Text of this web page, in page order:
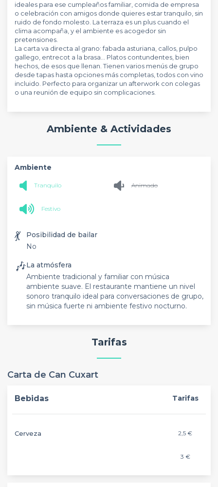
ideales para ese cumpleaños familiar, comida de empresa
o celebración con amigos donde quieres estar tranquilo, sin
ruido de fondo molesto. La terraza es un plus cuando el
clima acompaña, y el ambiente es acogedor sin
pretensiones.
La carta va directa al grano: fabada asturiana, callos, pulpo
gallego, entrecot a la brasa... Platos contundentes, bien
hechos, de esos que llenan. Tienen varios menús de grupo
desde tapas hasta opciones más completas, todos con vino
incluido. Perfecto para organizar un afterwork con colegas
o una reunión de equipo sin complicaciones.
Ambiente & Actividades
Ambiente
Tranquilo Animado
Festivo
💃
Posibilidad de bailar
No
🎶La atmósfera
Ambiente tradicional y familiar con música
ambiente suave. El restaurante mantiene un nivel
sonoro tranquilo ideal para conversaciones de grupo,
sin música fuerte ni ambiente festivo nocturno.
Tarifas
Carta de Can Cuxart
Bebidas Tarifas
Cerveza 2,5 €
3 €